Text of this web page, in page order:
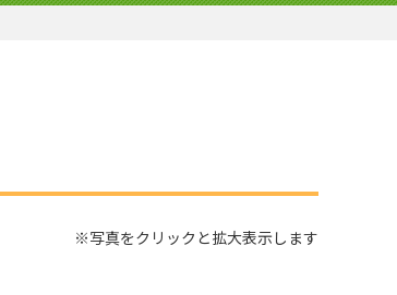
※写真をクリックと拡大表示します